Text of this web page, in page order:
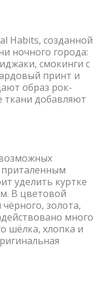
Habits, созданной
ночного города:
смокинги с
принт и
образ рок-
ткани добавляют
приталенным
уделить куртке
В цветовой
золота,
много
шёлка, хлопка и